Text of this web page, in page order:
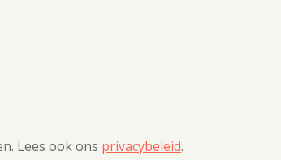
Lees ook ons privacybeleid.